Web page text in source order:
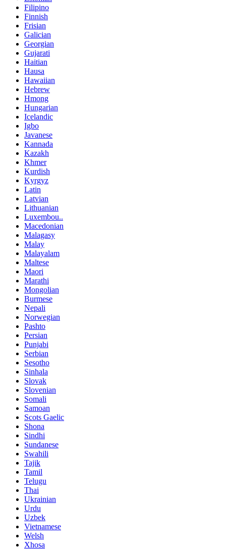
Filipino
Finnish
Frisian
Galician
Georgian
Gujarati
Haitian
Hausa
Hawaiian
Hebrew
Hmong
Hungarian
Icelandic
Igbo
Javanese
Kannada
Kazakh
Khmer
Kurdish
Kyrgyz
Latin
Latvian
Lithuanian
Luxembou..
Macedonian
Malagasy
Malay
Malayalam
Maltese
Maori
Marathi
Mongolian
Burmese
Nepali
Norwegian
Pashto
Persian
Punjabi
Serbian
Sesotho
Sinhala
Slovak
Slovenian
Somali
Samoan
Scots Gaelic
Shona
Sindhi
Sundanese
Swahili
Tajik
Tamil
Telugu
Thai
Ukrainian
Urdu
Uzbek
Vietnamese
Welsh
Xhosa